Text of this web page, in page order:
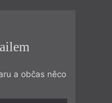
a občas něco